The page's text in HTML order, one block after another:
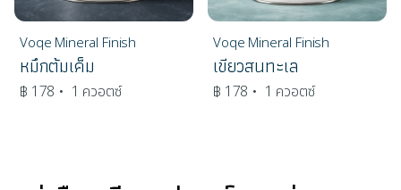
Voqe Mineral Finish
หมึกต้มเค็ม
฿ 178 • 1 ควอตซ์
Voqe Mineral Finish
เขียวสนทะเล
฿ 178 • 1 ควอตซ์